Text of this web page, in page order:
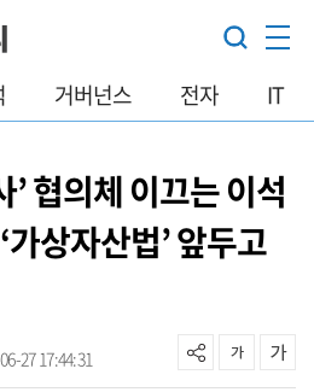
거버넌스 전자 IT
협의체 이끄는 이석
상자산법’ 앞두고
27 17:44:31